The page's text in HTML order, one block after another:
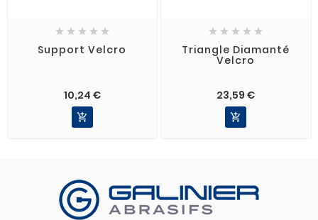
    
Support Velcro
10,24 €

    
Triangle Diamanté
Velcro
23,59 €
